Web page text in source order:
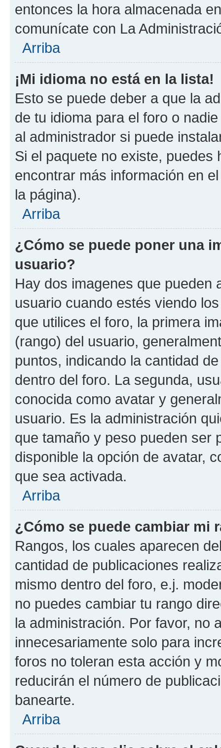
entonces la hora almacenada
comunícate con La
Arriba
¡Mi idioma no está en la lista!
Esto se puede deber a que la
de tu idioma para el foro o
al administrador si puede
Si el paquete no existe,
encontrar más información en
la página).
Arriba
¿Cómo se puede poner una
usuario?
Hay dos imagenes que pueden
usuario cuando estés viendo
que utilices el foro, la primera
(rango) del usuario,
puntos, indicando la cantidad
dentro del foro. La segunda,
conocida como avatar y
usuario. Es la administración
que tamaño y peso pueden ser
disponible la opción de avatar,
que sea activada.
Arriba
¿Cómo se puede cambiar mi
Rangos, los cuales aparecen
cantidad de publicaciones
mismo dentro del foro, e.j.
no puedes cambiar tu rango
la administración. Por favor, no
innecesariamente solo para
foros no toleran esta acción y
reducirán el número de
banearte.
Arriba